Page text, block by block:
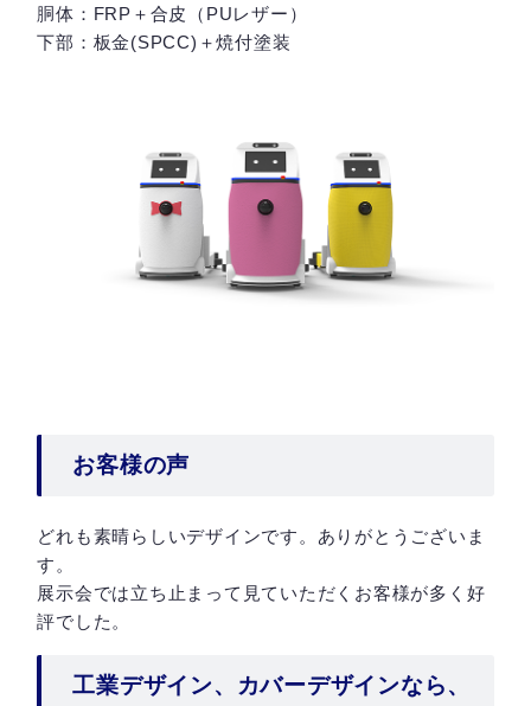
胴体：FRP＋合皮（PUレザー）
下部：板金(SPCC)＋焼付塗装
お客様の声
どれも素晴らしいデザインです。ありがとうございま
す。
展示会では立ち止まって見ていただくお客様が多く好
評でした。
工業デザイン、カバーデザインなら、